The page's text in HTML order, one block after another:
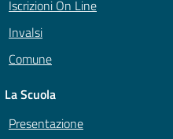
Iscrizioni On Line
Invalsi
Comune
La Scuola
Presentazione